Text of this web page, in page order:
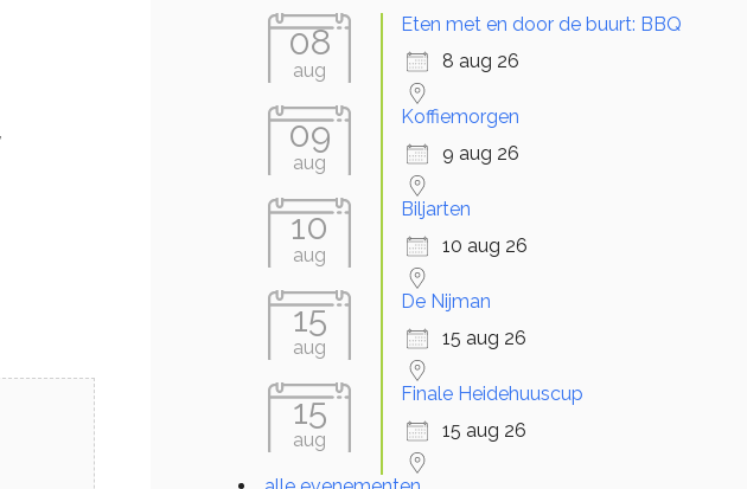
08
aug
Eten met en door de buurt: BBQ
8 aug 26
09
aug
Koffiemorgen
9 aug 26
10
aug
Biljarten
10 aug 26
15
aug
De Nijman
15 aug 26
15
aug
Finale Heidehuuscup
15 aug 26